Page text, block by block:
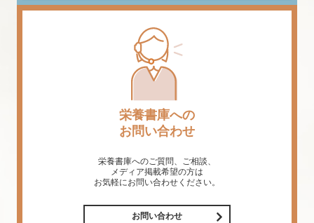
栄養書庫への
お問い合わせ
栄養書庫へのご質問、ご相談、
メディア掲載希望の方は
お気軽にお問い合わせください。
お問い合わせ